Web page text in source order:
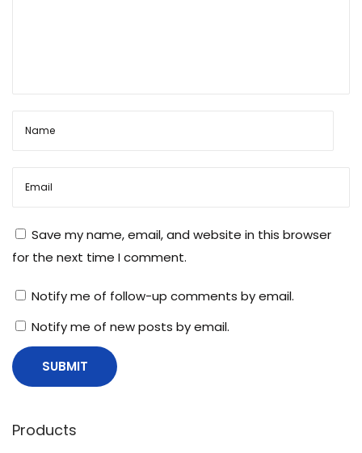
Save my name, email, and website in this browser
for the next time I comment.
Notify me of follow-up comments by email.
Notify me of new posts by email.
Products